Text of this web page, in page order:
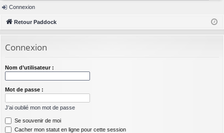
or
u
s
ne
Connexion
Retour Paddock
Connexion
Nom d’utilisateur :
Mot de passe :
J’ai oublié mon mot de passe
Se souvenir de moi
Cacher mon statut en ligne pour cette session